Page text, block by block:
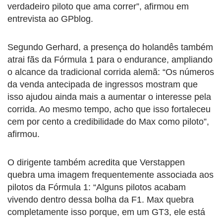
verdadeiro piloto que ama correr”, afirmou em
entrevista ao GPblog.
Segundo Gerhard, a presença do holandês também
atrai fãs da Fórmula 1 para o endurance, ampliando
o alcance da tradicional corrida alemã: “Os números
da venda antecipada de ingressos mostram que
isso ajudou ainda mais a aumentar o interesse pela
corrida. Ao mesmo tempo, acho que isso fortaleceu
cem por cento a credibilidade do Max como piloto”,
afirmou.
O dirigente também acredita que Verstappen
quebra uma imagem frequentemente associada aos
pilotos da Fórmula 1: “Alguns pilotos acabam
vivendo dentro dessa bolha da F1. Max quebra
completamente isso porque, em um GT3, ele está